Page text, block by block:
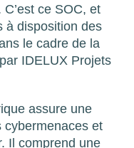
ce SOC, et
à disposition des
le cadre de la
IDELUX Projets
assure une
cybermenaces et
Il comprend une